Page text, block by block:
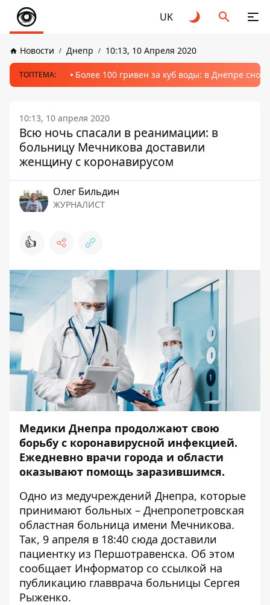
UK
Новости Днепр 10:13, 10 Апреля 2020
ТОПТЕМА: Более 100 гривен за куб воды: в Днепре
10:13, 10 апреля 2020
Всю ночь спасали в реанимации: в
больницу Мечникова доставили
женщину с коронавирусом
Олег Бильдин
ЖУРНАЛИСТ
👍
Медики Днепра продолжают свою
борьбу с коронавирусной инфекцией.
Ежедневно врачи города и области
оказывают помощь заразившимся.
Одно из медучреждений Днепра, которые
принимают больных – Днепропетровская
областная больница имени Мечникова.
Так, 9 апреля в 18:40 сюда доставили
пациентку из Першотравенска. Об этом
сообщает Информатор со ссылкой на
публикацию главврача больницы Сергея
Рыженко.